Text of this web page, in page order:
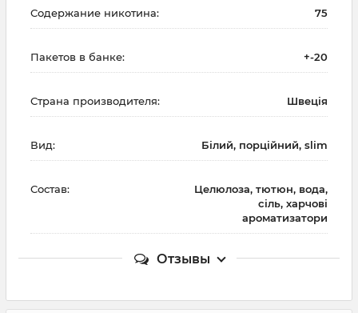
Содержание никотина: 75
Пакетов в банке: +-20
Страна производителя: Швеція
Вид: Білий, порційний, slim
Состав:
Целюлоза, тютюн, вода,
сіль, харчові
ароматизатори
Отзывы